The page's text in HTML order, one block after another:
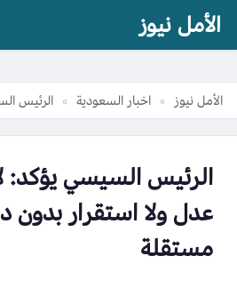
الأمل نيوز
الأمل نيوز » اخبار السعودية » الرئيس السيسي يؤكد:
الرئيس السيسي يؤكد:
عدل ولا استقرار بدون
مستقلة